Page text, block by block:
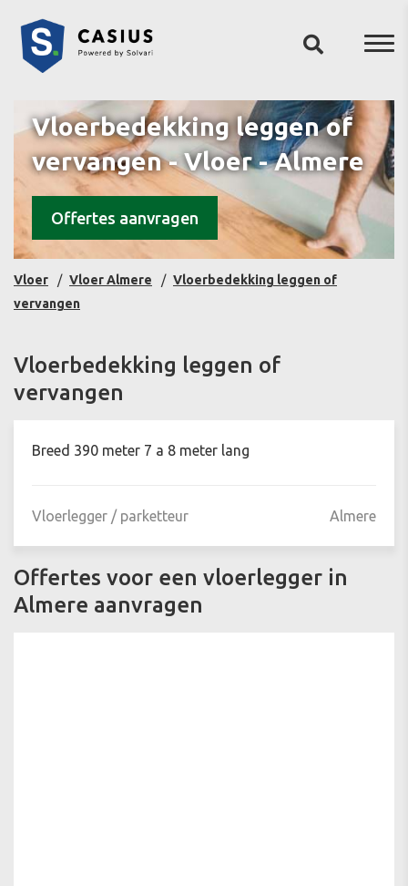
Vloerbedekking leggen of
vervangen - Vloer - Almere
Offertes aanvragen
Vloer Vloer Almere
Vloerbedekking leggen of
vervangen
Vloerbedekking leggen of
vervangen
Breed 390 meter 7 a 8 meter lang
Vloerlegger / parketteur Almere
Offertes voor een vloerlegger in
Almere aanvragen